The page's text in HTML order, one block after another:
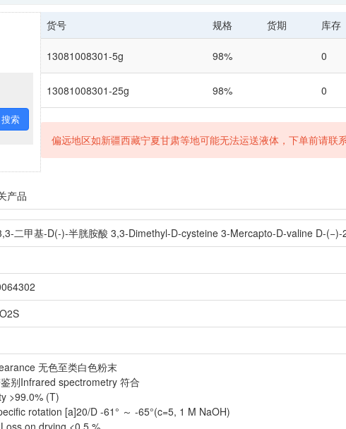
搜索
货号 规格 货期 库存
13081008301-5g 98% 0
13081008301-25g 98% 0
偏远地区如新疆西藏宁夏甘肃等地可能无法运送液体，下单前请联系
产品
二甲基-D(-)-半胱胺酸 3,3-Dimethyl-D-cysteine 3-Mercapto-D-valine D-
无色至类白色粉末
别Infrared spectrometry 符合
>99.0% (T)
rotation [a]20/D -61° ～ -65°(c=5, 1 M NaOH)
on drying <0.5 %